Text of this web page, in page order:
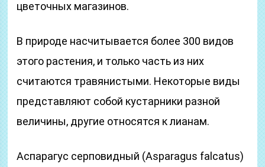
цветочных магазинов.
В природе насчитывается более 300 видов
этого растения, и только часть из них
считаются травянистыми. Некоторые виды
представляют собой кустарники разной
величины, другие относятся к лианам.
Аспарагус серповидный (Asparagus falcatus)